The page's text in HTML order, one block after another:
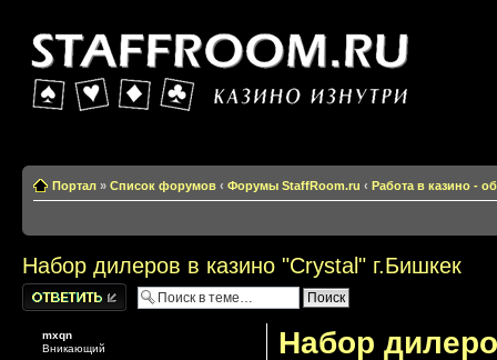
Портал » Список форумов ‹ Форумы StaffRoom.ru ‹ Работа в казино -
Набор дилеров в казино "Crystal" г.Бишкек
Написать
комментарии
Набор
mxqn
Вникающий